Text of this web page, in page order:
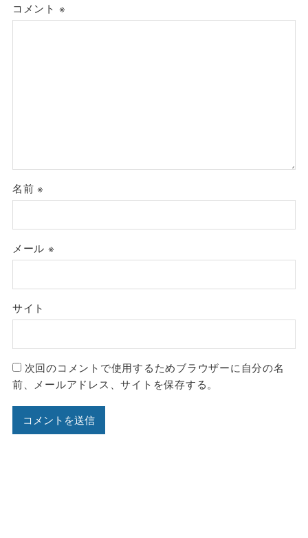
コメント ※
名前※
メール ※
サイト
次回のコメントで使用するためブラウザーに自分の名
前、メールアドレス、サイトを保存する。